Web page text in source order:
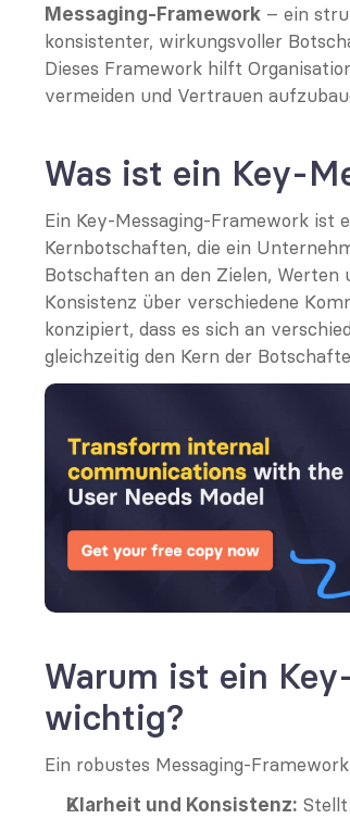
Messaging-Framework – ein
konsistenter, wirkungsvoller
Dieses Framework hilft
vermeiden und Vertrauen
Was ist ein Key-
Ein Key-Messaging-Framework
Kernbotschaften, die ein
Botschaften an den Zielen,
Konsistenz über verschiedene
konzipiert, dass es sich an
gleichzeitig den Kern der
Warum ist ein
wichtig?
Ein robustes Messaging-
Klarheit und Konsistenz: